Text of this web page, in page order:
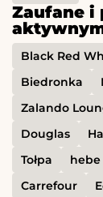
Zaufane i
Black Red
Biedronka
Zalando
Douglas
Tołpa
hebe
Carrefour